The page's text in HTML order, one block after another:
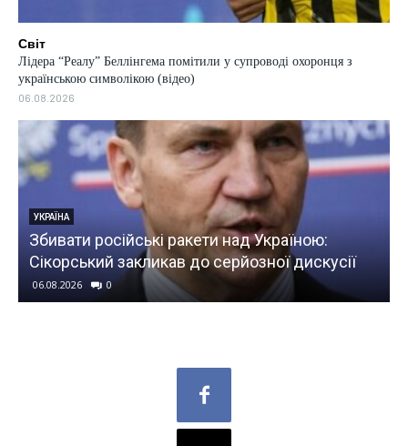
Світ
Лідера “Реалу” Беллінгема помітили у супроводі охоронця з
українською символікою (відео)
06.08.2026
над Україною:
серйозної дискусії
ЕКОНОМІКА
Долар продовжує
серпня та від чого
гривні